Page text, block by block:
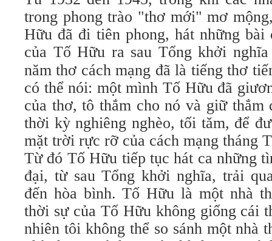
trong phong trào "thơ mới" mơ
Hữu đã đi tiên phong, hát những bài
của Tố Hữu ra sau Tổng khởi
năm thơ cách mạng đã là tiếng thơ
có thể nói: một mình Tố Hữu đã
của thơ, tô thắm cho nó và giữ thắm
thời kỳ nghiêng nghèo, tối tăm, để
mặt trời rực rỡ của cách mạng tháng
Từ đó Tố Hữu tiếp tục hát ca những
đại, từ sau Tổng khởi nghĩa, trải
đến hòa bình. Tố Hữu là một nhà
thời sự của Tố Hữu không giống cái
nhiên tôi không thể so sánh một nhà